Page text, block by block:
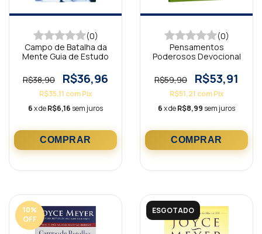
(0)
Campo de Batalha da
Mente Guia de Estudo
R$38,90 R$36,96
R$35,11 com Pix
6x deR$6,16 sem juros
(0)
Pensamentos
Poderosos Devocional
R$59,90 R$53,91
R$51,21 com Pix
6x deR$8,99 sem juros
10%
OFF
ESGOTADO